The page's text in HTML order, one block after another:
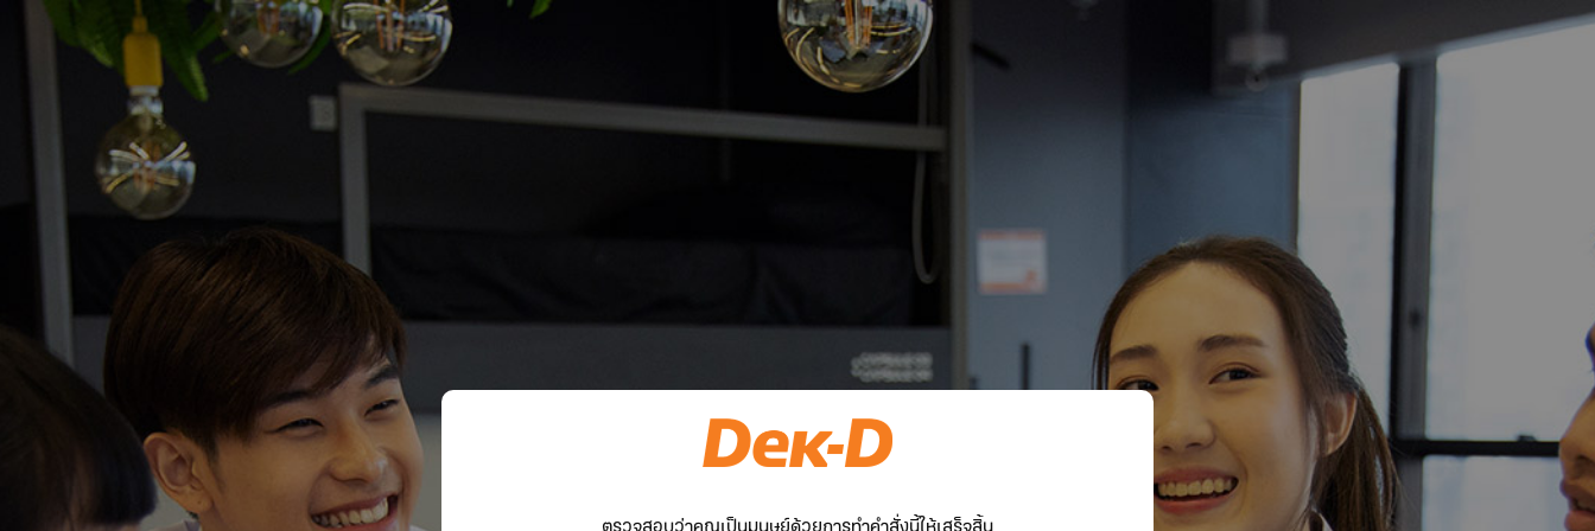
ตรวจสอบว่าคุณเป็นมนุษย์ด้วยการทำคำสั่งนี้ให้เสร็จสิ้น